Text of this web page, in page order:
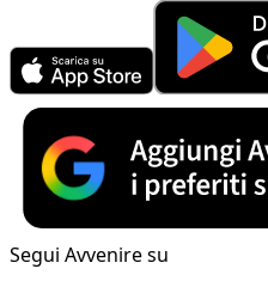
Segui Avvenire su